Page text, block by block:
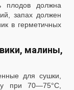
плодов должна
запах должен
в герметичных
малины,
для сушки,
при 70—75°С,